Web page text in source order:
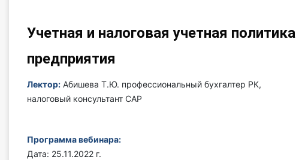
Учетная и налоговая учетная политика
предприятия
Лектор: Абишева Т.Ю. профессиональный бухгалтер РК,
налоговый консультант САР
Программа вебинара:
Дата: 25.11.2022 г.